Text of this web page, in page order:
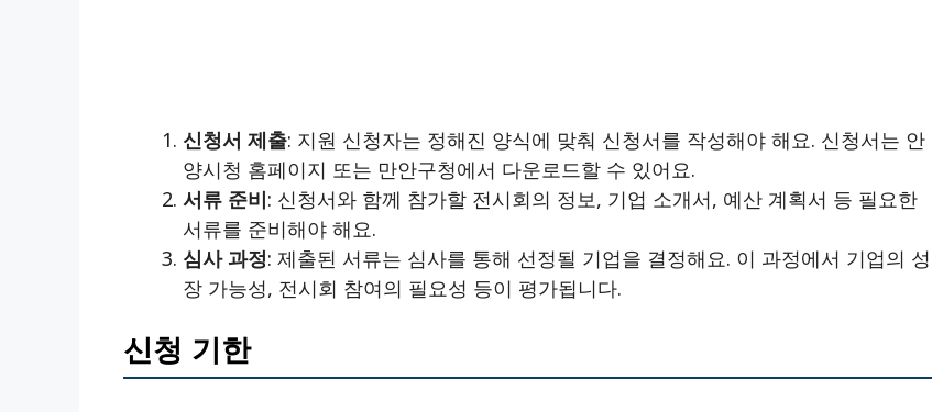
신청서 제출: 지원 신청자는 정해진 양식에 맞춰 신청서를 작성해야 해요. 신청서는 안
양시청 홈페이지 또는 만안구청에서 다운로드할 수 있어요.
서류 준비: 신청서와 함께 참가할 전시회의 정보, 기업 소개서, 예산 계획서 등 필요한
서류를 준비해야 해요.
심사 과정: 제출된 서류는 심사를 통해 선정될 기업을 결정해요. 이 과정에서 기업의 성
장 가능성, 전시회 참여의 필요성 등이 평가됩니다.
신청 기한